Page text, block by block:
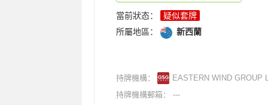
當前狀态：
疑似套牌
所屬地區：
新西蘭
持牌機構：
EASTERN WIND GROUP
持牌機構郵箱： ---